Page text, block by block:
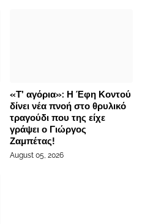
«Τ’ αγόρια»: Η Έφη Κοντού
δίνει νέα πνοή στο θρυλικό
τραγούδι που της είχε
γράψει ο Γιώργος
Ζαμπέτας!
August 05, 2026